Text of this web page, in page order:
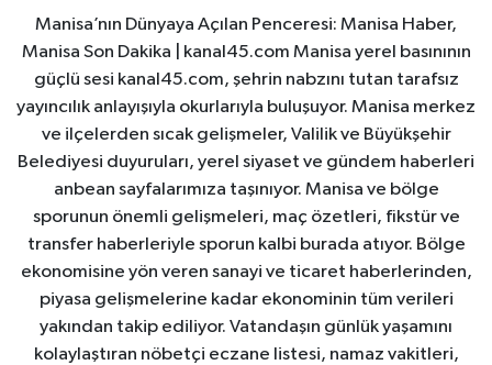
Manisa’nın Dünyaya Açılan Penceresi: Manisa Haber,
Manisa Son Dakika | kanal45.com Manisa yerel basınının
güçlü sesi kanal45.com, şehrin nabzını tutan tarafsız
yayıncılık anlayışıyla okurlarıyla buluşuyor. Manisa merkez
ve ilçelerden sıcak gelişmeler, Valilik ve Büyükşehir
Belediyesi duyuruları, yerel siyaset ve gündem haberleri
anbean sayfalarımıza taşınıyor. Manisa ve bölge
sporunun önemli gelişmeleri, maç özetleri, fikstür ve
transfer haberleriyle sporun kalbi burada atıyor. Bölge
ekonomisine yön veren sanayi ve ticaret haberlerinden,
piyasa gelişmelerine kadar ekonominin tüm verileri
yakından takip ediliyor. Vatandaşın günlük yaşamını
kolaylaştıran nöbetçi eczane listesi, namaz vakitleri,